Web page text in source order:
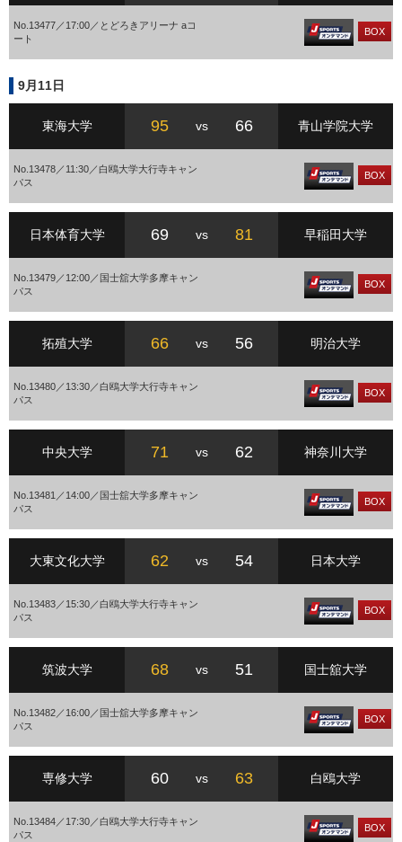
No.13477／17:00／とどろきアリーナ aコ
ート
BOX
9月11日
東海大学 95 vs 66 青山学院大学
No.13478／11:30／白鴎大学大行寺キャン
パス
BOX
日本体育大学 69 vs 81 早稲田大学
No.13479／12:00／国士舘大学多摩キャン
パス
BOX
拓殖大学 66 vs 56 明治大学
No.13480／13:30／白鴎大学大行寺キャン
パス
BOX
中央大学 71 vs 62 神奈川大学
No.13481／14:00／国士舘大学多摩キャン
パス
BOX
大東文化大学 62 vs 54 日本大学
No.13483／15:30／白鴎大学大行寺キャン
パス
BOX
筑波大学 68 vs 51 国士舘大学
No.13482／16:00／国士舘大学多摩キャン
パス
BOX
専修大学 60 vs 63 白鴎大学
No.13484／17:30／白鴎大学大行寺キャン
パス
BOX